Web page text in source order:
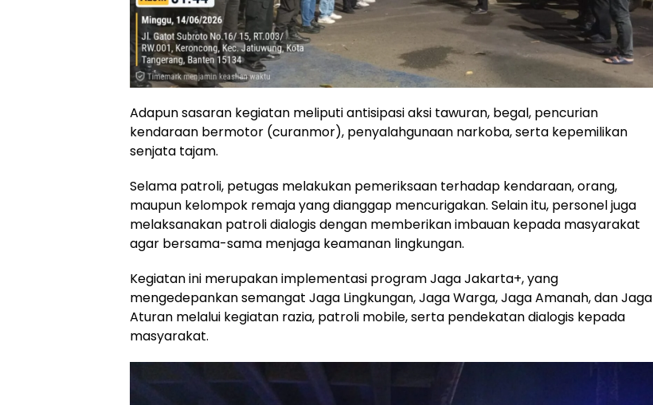
Adapun sasaran kegiatan meliputi antisipasi aksi tawuran, begal, pencurian
kendaraan bermotor (curanmor), penyalahgunaan narkoba, serta kepemilikan
senjata tajam.
Selama patroli, petugas melakukan pemeriksaan terhadap kendaraan, orang,
maupun kelompok remaja yang dianggap mencurigakan. Selain itu, personel juga
melaksanakan patroli dialogis dengan memberikan imbauan kepada masyarakat
agar bersama-sama menjaga keamanan lingkungan.
Kegiatan ini merupakan implementasi program Jaga Jakarta+, yang
mengedepankan semangat Jaga Lingkungan, Jaga Warga, Jaga Amanah, dan Jaga
Aturan melalui kegiatan razia, patroli mobile, serta pendekatan dialogis kepada
masyarakat.